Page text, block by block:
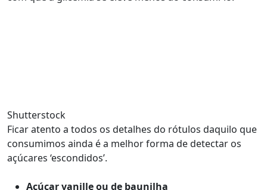
Shutterstock
Ficar atento a todos os detalhes do rótulos daquilo que
consumimos ainda é a melhor forma de detectar os
açúcares ‘escondidos’.
Açúcar vanille ou de baunilha